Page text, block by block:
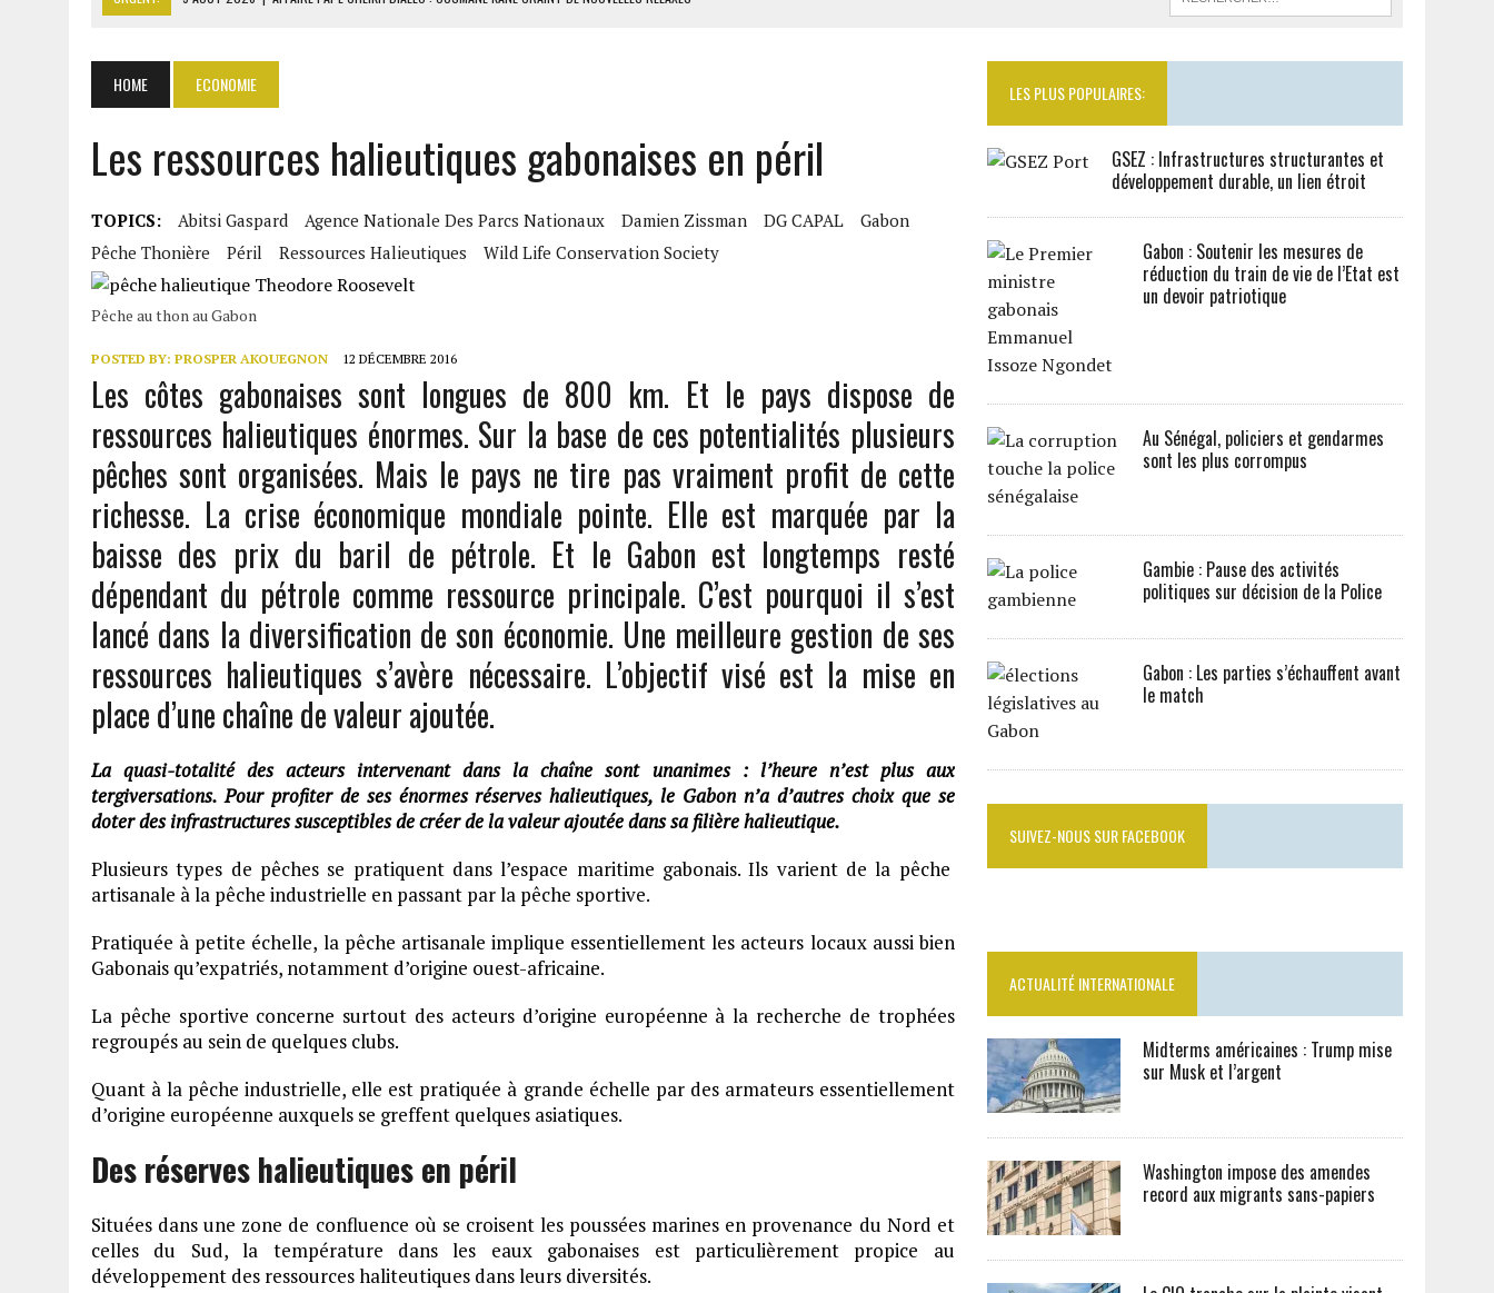
9 AOÛT 2026 | ITURI : 13 CIVILS TUÉS ET UN VILLAGE INCENDIÉ PAR LES ADF
AFFAIRE PAPE CHEIKH DIALLO : OUSMANE KANE CRAINT DE NOUVELLES RELAXES
HOME ECONOMIE
Les ressources halieutiques gabonaises en péril
TOPICS: Abitsi Gaspard Agence Nationale Des Parcs Nationaux Damien Zissman DG CAPAL
Gabon
Pêche Thonière
Péril Ressources Halieutiques Wild Life Conservation Society
Pêche au thon au Gabon
POSTED BY: PROSPER AKOUEGNON 12 DÉCEMBRE 2016
Les côtes gabonaises sont longues de 800 km. Et le pays dispose de
ressources halieutiques énormes. Sur la base de ces potentialités plusieurs
pêches sont organisées. Mais le pays ne tire pas vraiment profit de cette
richesse. La crise économique mondiale pointe. Elle est marquée par la
baisse des prix du baril de pétrole. Et le Gabon est longtemps resté
dépendant du pétrole comme ressource principale. C’est pourquoi il s’est
lancé dans la diversification de son économie. Une meilleure gestion de ses
ressources halieutiques s’avère nécessaire. L’objectif visé est la mise en
place d’une chaîne de valeur ajoutée.
La quasi-totalité des acteurs intervenant dans la chaîne sont unanimes : l’heure n’est plus aux
tergiversations. Pour profiter de ses énormes réserves halieutiques, le Gabon n’a d’autres choix que se
doter des infrastructures susceptibles de créer de la valeur ajoutée dans sa filière halieutique.
Plusieurs types de pêches se pratiquent dans l’espace maritime gabonais. Ils varient de la pêche
artisanale à la pêche industrielle en passant par la pêche sportive.
Pratiquée à petite échelle, la pêche artisanale implique essentiellement les acteurs locaux aussi bien
Gabonais qu’expatriés, notamment d’origine ouest-africaine.
La pêche sportive concerne surtout des acteurs d’origine européenne à la recherche de trophées
regroupés au sein de quelques clubs.
Quant à la pêche industrielle, elle est pratiquée à grande échelle par des armateurs essentiellement
d’origine européenne auxquels se greffent quelques asiatiques.
Des réserves halieutiques en péril
Situées dans une zone de confluence où se croisent les poussées marines en provenance du Nord et
celles du Sud, la température dans les eaux gabonaises est particulièrement propice au
développement des ressources haliteutiques dans leurs diversités.
LES PLUS POPULAIRES:
GSEZ : Infrastructures structurantes et
développement durable, un lien étroit
Gabon : Soutenir les mesures de
réduction du train de vie de l’Etat est
un devoir patriotique
Au Sénégal, policiers et gendarmes
sont les plus corrompus
Gambie : Pause des activités
politiques sur décision de la Police
Gabon : Les parties s’échauffent avant
le match
SUIVEZ-NOUS SUR FACEBOOK
ACTUALITÉ INTERNATIONALE
Midterms américaines : Trump mise
sur Musk et l’argent
Washington impose des amendes
record aux migrants sans-papiers